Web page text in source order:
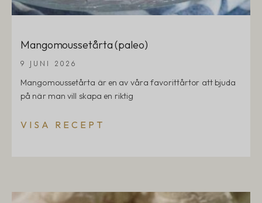
Mangomoussetårta (paleo)
9 JUNI 2026
Mangomoussetårta är en av våra favorittårtor att bjuda
på när man vill skapa en riktig
VISA RECEPT